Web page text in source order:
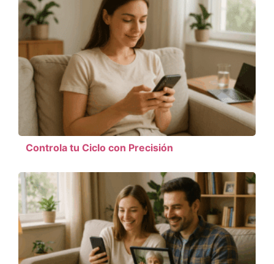
Controla tu Ciclo con Precisión